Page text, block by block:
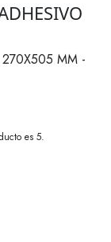
270X505 MM -
es 5.